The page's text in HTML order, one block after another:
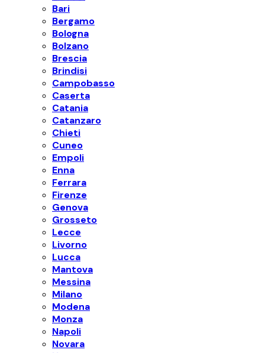
Bari
Bergamo
Bologna
Bolzano
Brescia
Brindisi
Campobasso
Caserta
Catania
Catanzaro
Chieti
Cuneo
Empoli
Enna
Ferrara
Firenze
Genova
Grosseto
Lecce
Livorno
Lucca
Mantova
Messina
Milano
Modena
Monza
Napoli
Novara